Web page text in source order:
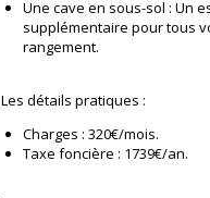
Une cave en sous-sol : Un
supplémentaire pour tous
rangement.
Les détails pratiques :
Charges : 320€/mois.
Taxe foncière : 1739€/an.